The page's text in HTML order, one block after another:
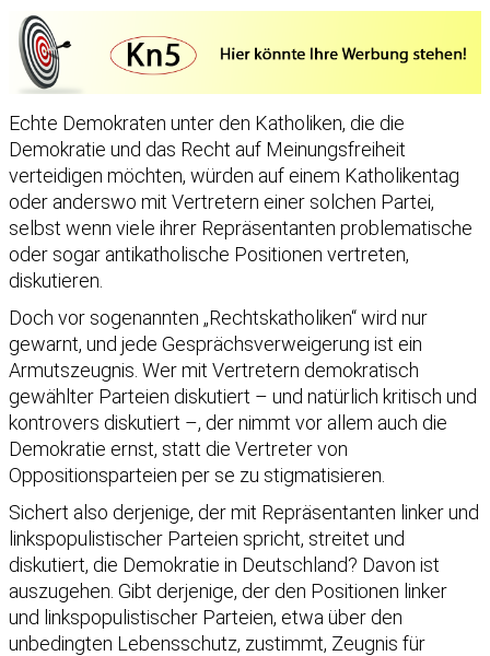
Echte Demokraten unter den Katholiken, die die
Demokratie und das Recht auf Meinungsfreiheit
verteidigen möchten, würden auf einem Katholikentag
oder anderswo mit Vertretern einer solchen Partei,
selbst wenn viele ihrer Repräsentanten problematische
oder sogar antikatholische Positionen vertreten,
diskutieren.
Doch vor sogenannten „Rechtskatholiken“ wird nur
gewarnt, und jede Gesprächsverweigerung ist ein
Armutszeugnis. Wer mit Vertretern demokratisch
gewählter Parteien diskutiert – und natürlich kritisch und
kontrovers diskutiert –, der nimmt vor allem auch die
Demokratie ernst, statt die Vertreter von
Oppositionsparteien per se zu stigmatisieren.
Sichert also derjenige, der mit Repräsentanten linker und
linkspopulistischer Parteien spricht, streitet und
diskutiert, die Demokratie in Deutschland? Davon ist
auszugehen. Gibt derjenige, der den Positionen linker
und linkspopulistischer Parteien, etwa über den
unbedingten Lebensschutz, zustimmt, Zeugnis für